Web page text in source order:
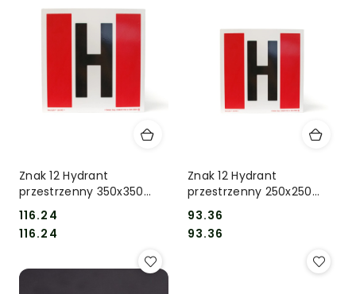
Znak 12 Hydrant
przestrzenny 350x350
MET
Cena:
116.24
Cena:
116.24
Znak 12 Hydrant
przestrzenny 250x250
MET
Cena:
93.36
Cena:
93.36